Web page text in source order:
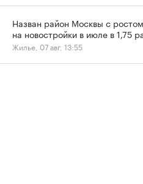
Назван район Москвы с
на новостройки в июле в 1,75
Жилье, 07 авг, 13:55